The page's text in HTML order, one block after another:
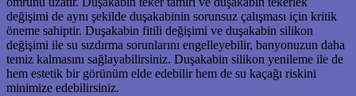
değişimi de aynı şekilde duşakabinin sorunsuz çalışması için kritik
öneme sahiptir. Duşakabin fitili değişimi ve duşakabin silikon
değişimi ile su sızdırma sorunlarını engelleyebilir, banyonuzun daha
temiz kalmasını sağlayabilirsiniz. Duşakabin silikon yenileme ile de
hem estetik bir görünüm elde edebilir hem de su kaçağı riskini
minimize edebilirsiniz.